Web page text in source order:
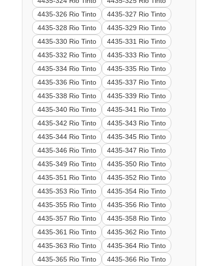
4435-326 Rio Tinto
4435-327 Rio Tinto
4435-328 Rio Tinto
4435-329 Rio Tinto
4435-330 Rio Tinto
4435-331 Rio Tinto
4435-332 Rio Tinto
4435-333 Rio Tinto
4435-334 Rio Tinto
4435-335 Rio Tinto
4435-336 Rio Tinto
4435-337 Rio Tinto
4435-338 Rio Tinto
4435-339 Rio Tinto
4435-340 Rio Tinto
4435-341 Rio Tinto
4435-342 Rio Tinto
4435-343 Rio Tinto
4435-344 Rio Tinto
4435-345 Rio Tinto
4435-346 Rio Tinto
4435-347 Rio Tinto
4435-349 Rio Tinto
4435-350 Rio Tinto
4435-351 Rio Tinto
4435-352 Rio Tinto
4435-353 Rio Tinto
4435-354 Rio Tinto
4435-355 Rio Tinto
4435-356 Rio Tinto
4435-357 Rio Tinto
4435-358 Rio Tinto
4435-361 Rio Tinto
4435-362 Rio Tinto
4435-363 Rio Tinto
4435-364 Rio Tinto
4435-365 Rio Tinto
4435-366 Rio Tinto